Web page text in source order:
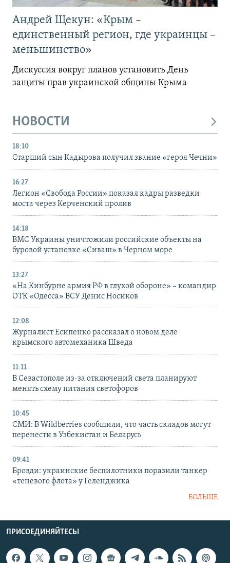
Андрей Щекун: «Крым –
единственный регион, где украинцы –
меньшинство»
Дискуссия вокруг планов установить День
защиты прав украинской общины Крыма
НОВОСТИ
18:10
Старший сын Кадырова получил звание «героя Чечни»
16:27
Легион «Свобода России» показал кадры разведки
моста через Керченский пролив
14:18
ВМС Украины уничтожили российские объекты на
буровой установке «Сиваш» в Черном море
13:27
«На Кинбурне армия РФ в глухой обороне» – командир
ОТК «Одесса» ВСУ Денис Носиков
12:08
Журналист Есипенко рассказал о новом деле
крымского автомеханика Шведа
11:11
В Севастополе из-за отключений света планируют
менять схему питания светофоров
10:45
СМИ: В Wildberries сообщили, что часть складов могут
перенести в Узбекистан и Беларусь
09:41
Бровди: украинские беспилотники поразили танкер
«теневого флота» у Геленджика
БОЛЬШЕ
ПРИСОЕДИНЯЙТЕСЬ!